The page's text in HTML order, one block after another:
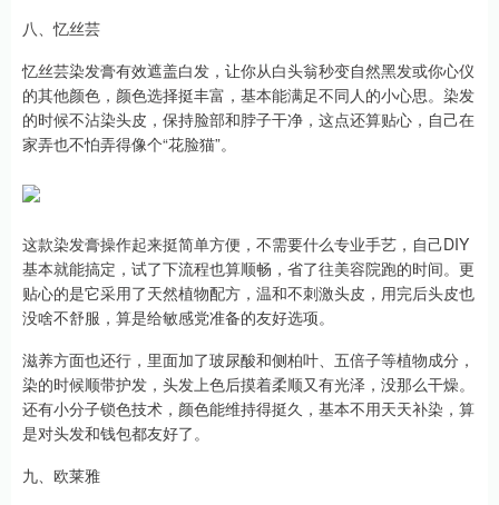
八、忆丝芸
忆丝芸染发膏有效遮盖白发，让你从白头翁秒变自然黑发或你心仪
的其他颜色，颜色选择挺丰富，基本能满足不同人的小心思。染发
的时候不沾染头皮，保持脸部和脖子干净，这点还算贴心，自己在
家弄也不怕弄得像个“花脸猫”。
这款染发膏操作起来挺简单方便，不需要什么专业手艺，自己DIY
基本就能搞定，试了下流程也算顺畅，省了往美容院跑的时间。更
贴心的是它采用了天然植物配方，温和不刺激头皮，用完后头皮也
没啥不舒服，算是给敏感党准备的友好选项。
滋养方面也还行，里面加了玻尿酸和侧柏叶、五倍子等植物成分，
染的时候顺带护发，头发上色后摸着柔顺又有光泽，没那么干燥。
还有小分子锁色技术，颜色能维持得挺久，基本不用天天补染，算
是对头发和钱包都友好了。
九、欧莱雅